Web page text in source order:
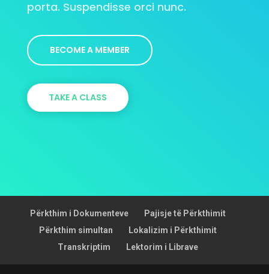
porta. Suspendisse orci nunc.
BECOME A MEMBER
TAKE A CLASS
Përkthim i Dokumenteve
Pajisje të Përkthimit
Përkthim simultan
Lokalizim i Përkthimit
Transkriptim
Lektorim i Librave